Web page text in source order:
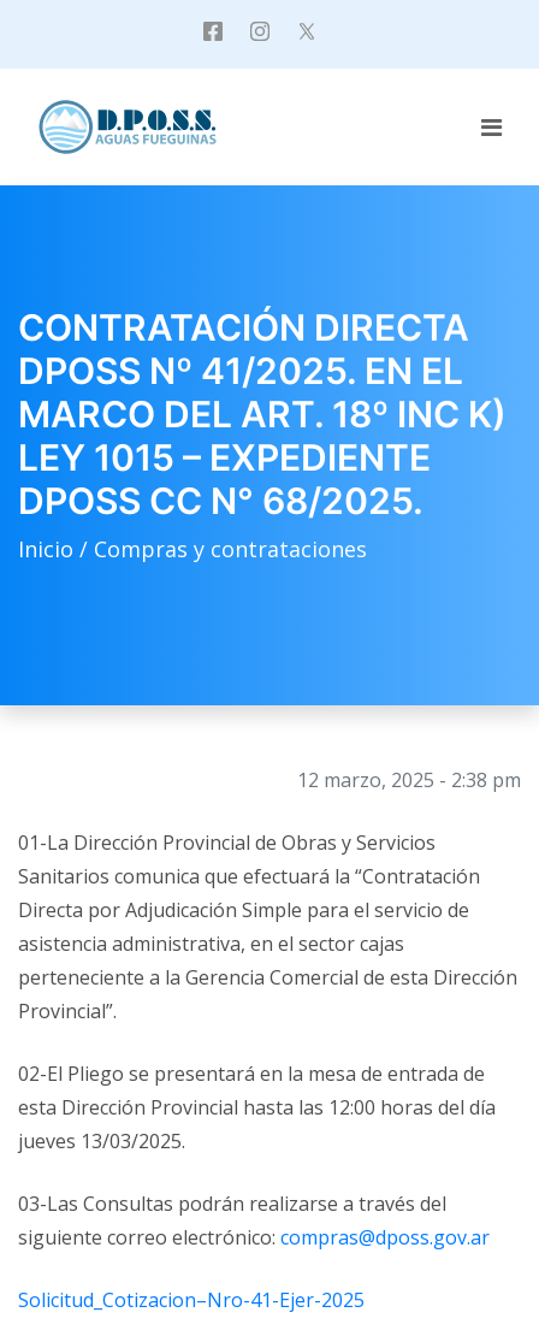
CONTRATACIÓN DIRECTA
DPOSS Nº 41/2025. EN EL
MARCO DEL ART. 18º INC K)
LEY 1015 – EXPEDIENTE
DPOSS CC N° 68/2025.
Inicio / Compras y contrataciones
12 marzo, 2025 - 2:38 pm
01-La Dirección Provincial de Obras y Servicios
Sanitarios comunica que efectuará la “Contratación
Directa por Adjudicación Simple para el servicio de
asistencia administrativa, en el sector cajas
perteneciente a la Gerencia Comercial de esta Dirección
Provincial”.
02-El Pliego se presentará en la mesa de entrada de
esta Dirección Provincial hasta las 12:00 horas del día
jueves 13/03/2025.
03-Las Consultas podrán realizarse a través del
siguiente correo electrónico: compras@dposs.gov.ar
Solicitud_Cotizacion–Nro-41-Ejer-2025